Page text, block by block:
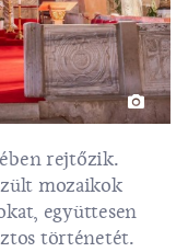
rejtőzik.
mozaikok
együttesen
történetét.